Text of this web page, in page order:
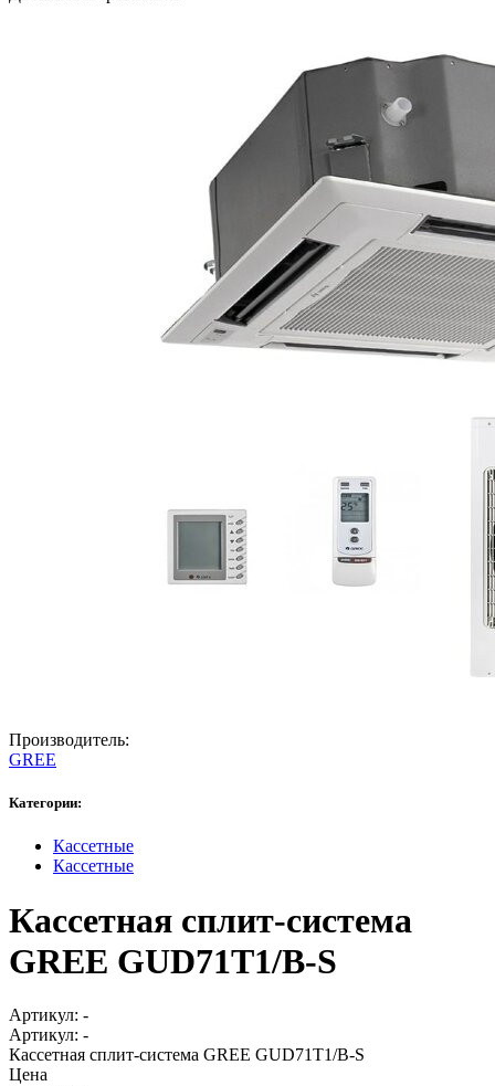
Производитель:
GREE
Категории:
Кассетные
Кассетные
Кассетная сплит-система
GREE GUD71T1/B-S
Артикул: -
Артикул: -
Кассетная сплит-система GREE GUD71T1/B-S
Цена